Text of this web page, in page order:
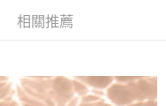
相關推薦